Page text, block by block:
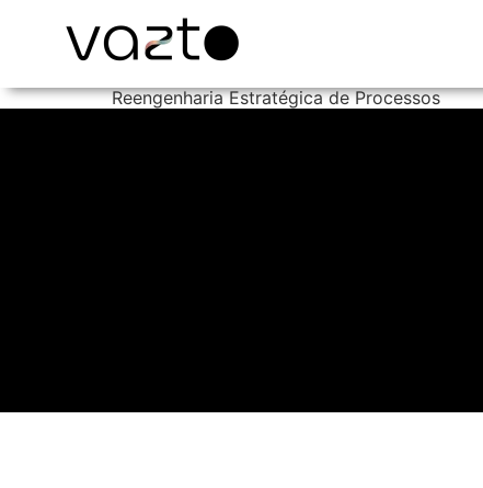
Reengenharia Estratégica de Processos